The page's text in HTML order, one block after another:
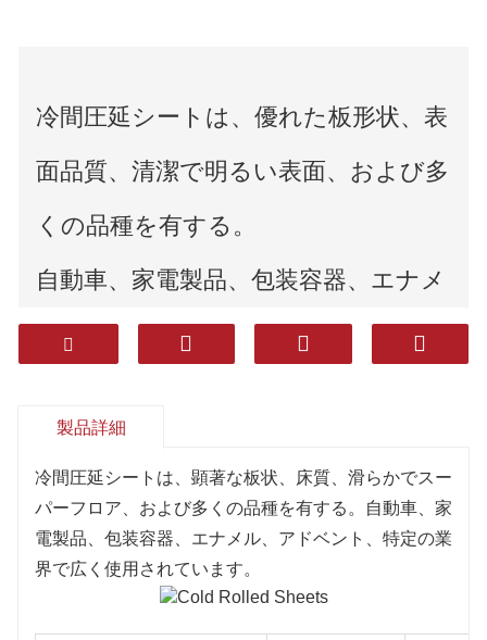
冷間圧延シートは、優れた板形状、表
面品質、清潔で明るい表面、および多
くの品種を有する。
自動車、家電製品、包装容器、エナメ
ル、建設、その他の産業で広く使用さ
製品詳細
冷間圧延シートは、顕著な板状、床質、滑らかでスー
パーフロア、および多くの品種を有する。自動車、家
電製品、包装容器、エナメル、アドベント、特定の業
界で広く使用されています。